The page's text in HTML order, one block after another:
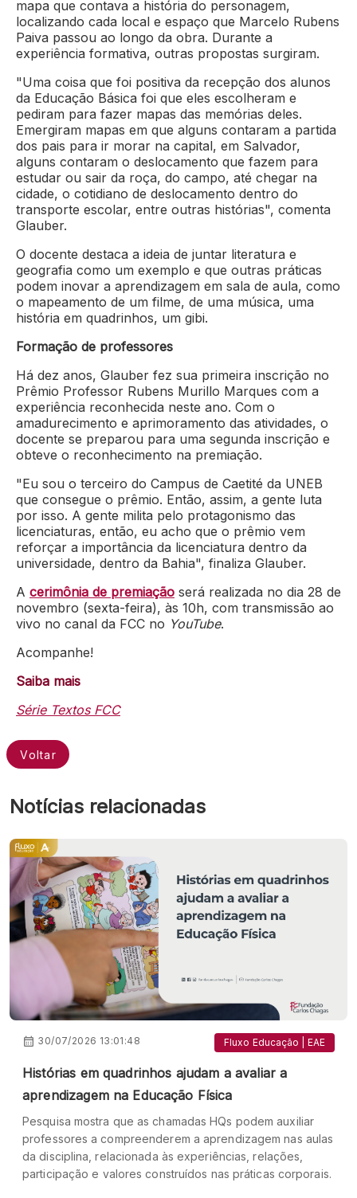
mapa que contava a história do personagem,
localizando cada local e espaço que Marcelo Rubens
Paiva passou ao longo da obra. Durante a
experiência formativa, outras propostas surgiram.
"Uma coisa que foi positiva da recepção dos alunos
da Educação Básica foi que eles escolheram e
pediram para fazer mapas das memórias deles.
Emergiram mapas em que alguns contaram a partida
dos pais para ir morar na capital, em Salvador,
alguns contaram o deslocamento que fazem para
estudar ou sair da roça, do campo, até chegar na
cidade, o cotidiano de deslocamento dentro do
transporte escolar, entre outras histórias", comenta
Glauber.
O docente destaca a ideia de juntar literatura e
geografia como um exemplo e que outras práticas
podem inovar a aprendizagem em sala de aula, como
o mapeamento de um filme, de uma música, uma
história em quadrinhos, um gibi.
Formação de professores
Há dez anos, Glauber fez sua primeira inscrição no
Prêmio Professor Rubens Murillo Marques com a
experiência reconhecida neste ano. Com o
amadurecimento e aprimoramento das atividades, o
docente se preparou para uma segunda inscrição e
obteve o reconhecimento na premiação.
"Eu sou o terceiro do Campus de Caetité da UNEB
que consegue o prêmio. Então, assim, a gente luta
por isso. A gente milita pelo protagonismo das
licenciaturas, então, eu acho que o prêmio vem
reforçar a importância da licenciatura dentro da
universidade, dentro da Bahia", finaliza Glauber.
A cerimônia de premiação será realizada no dia 28 de
novembro (sexta-feira), às 10h, com transmissão ao
vivo no canal da FCC no YouTube.
Acompanhe!
Saiba mais
Série Textos FCC
Voltar
Notícias relacionadas
30/07/2026 13:01:48 Fluxo Educação | EAE
Histórias em quadrinhos ajudam a avaliar a
aprendizagem na Educação Física
Pesquisa mostra que as chamadas HQs podem auxiliar
professores a compreenderem a aprendizagem nas aulas
da disciplina, relacionada às experiências, relações,
participação e valores construídos nas práticas corporais.